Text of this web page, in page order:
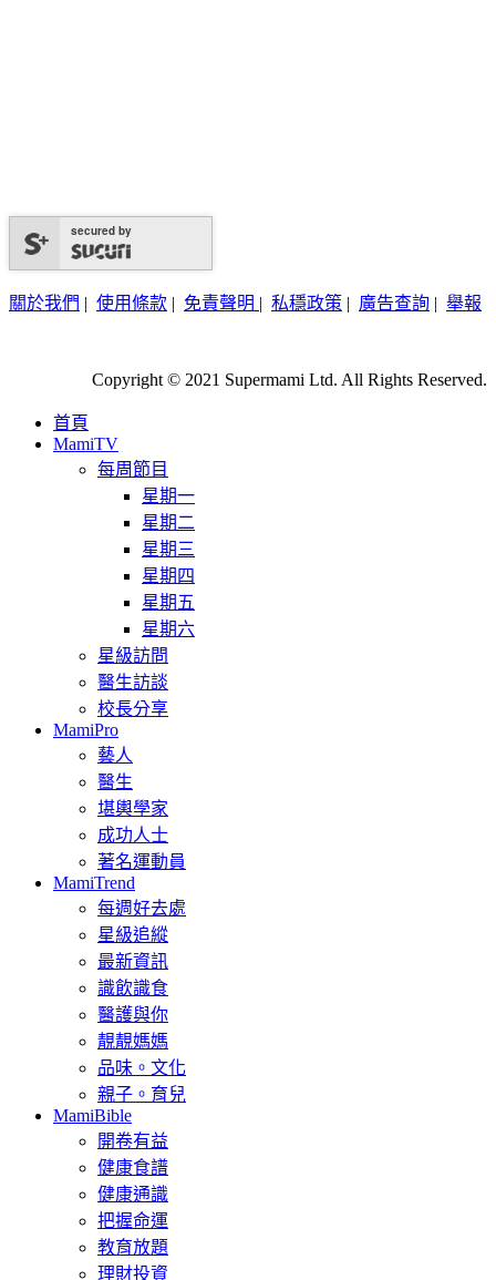
secured by
關於我們 | 使用條款 | 免責聲明 | 私穩政策 | 廣告查詢 | 舉報
Copyright © 2021 Supermami Ltd. All Rights Reserved.
首頁
MamiTV
每周節目
星期一
星期二
星期三
星期四
星期五
星期六
星級訪問
醫生訪談
校長分享
MamiPro
藝人
醫生
堪輿學家
成功人士
著名運動員
MamiTrend
每週好去處
星級追縱
最新資訊
識飲識食
醫護與你
靚靚媽媽
品味。文化
親子。育兒
MamiBible
開卷有益
健康食譜
健康通識
把握命運
教育放題
理財投資